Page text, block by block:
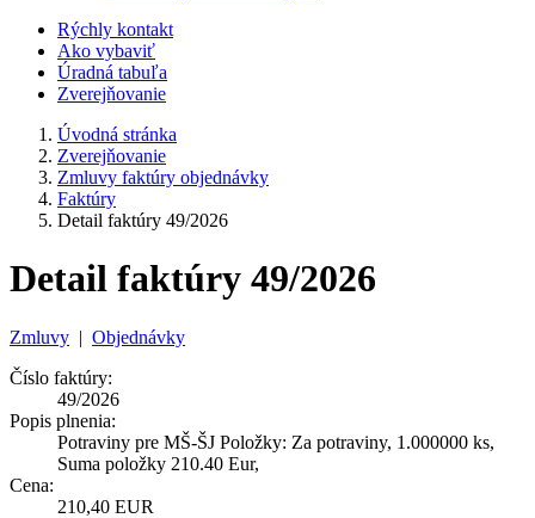
Rýchly kontakt
Ako vybaviť
Úradná tabuľa
Zverejňovanie
Úvodná stránka
Zverejňovanie
Zmluvy faktúry objednávky
Faktúry
Detail faktúry 49/2026
Detail faktúry 49/2026
Zmluvy | Objednávky
Číslo faktúry:
49/2026
Popis plnenia:
Potraviny pre MŠ-ŠJ Položky: Za potraviny, 1.000000 ks,
Suma položky 210.40 Eur,
Cena:
210,40 EUR